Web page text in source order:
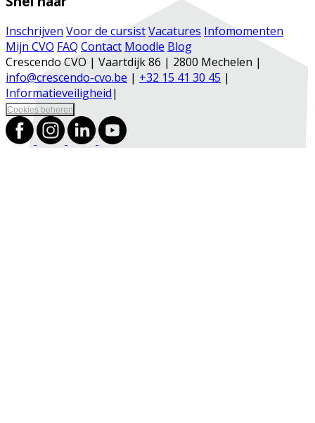
Inschrijven Voor de cursistVacatures Infomomenten
Mijn CVO FAQ Contact Moodle Blog
Crescendo CVO | Vaartdijk 86 | 2800 Mechelen |
info@crescendo-cvo.be | +32 15 41 30 45 |
Informatieveiligheid|
Cookies beheren